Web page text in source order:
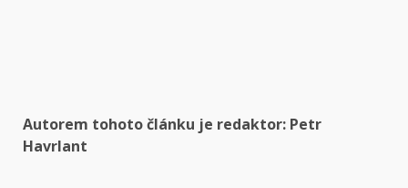
Autorem tohoto článku je redaktor: Petr
Havrlant